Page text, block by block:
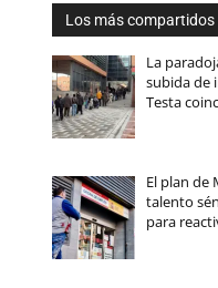
Los más compartidos
La
subida de
Testa
El plan de
talento
para